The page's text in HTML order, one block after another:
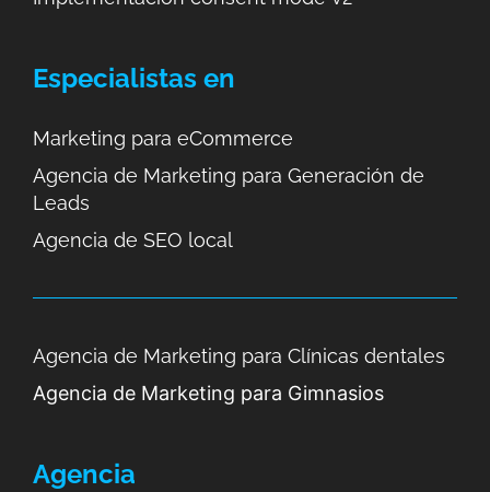
Especialistas en
Marketing para eCommerce
Agencia de Marketing para Generación de
Leads
Agencia de SEO local
Agencia de Marketing para Clínicas dentales
Agencia de Marketing para Gimnasios
Agencia